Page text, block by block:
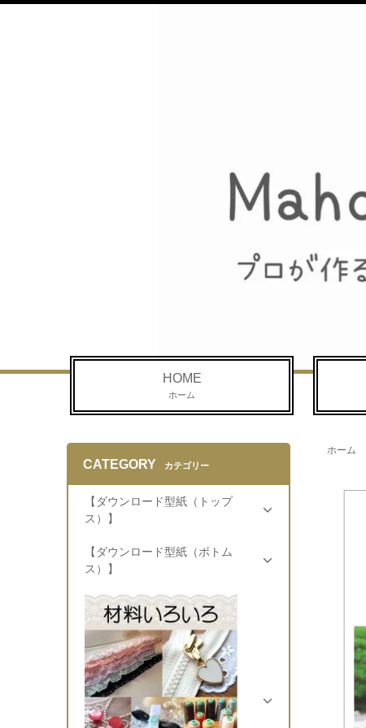
HOME
ホーム
ホーム
CATEGORY カテゴリー
【ダウンロード型紙（トップ
ス）】
【ダウンロード型紙（ボトム
ス）】